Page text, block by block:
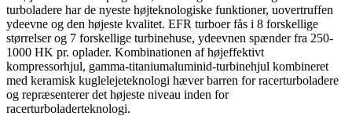
turboladere har de nyeste højteknologiske funktioner, uovertruffen
ydeevne og den højeste kvalitet. EFR turboer fås i 8 forskellige
størrelser og 7 forskellige turbinehuse, ydeevnen spænder fra 250-
1000 HK pr. oplader. Kombinationen af ​​højeffektivt
kompressorhjul, gamma-titaniumaluminid-turbinehjul kombineret
med keramisk kuglelejeteknologi hæver barren for racerturboladere
og repræsenterer det højeste niveau inden for
racerturboladerteknologi.